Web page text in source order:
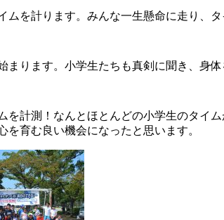
ムを計ります。みんな一生懸命に走り、
まります。小学生たちも真剣に聞き、身
を計測！なんとほとんどの小学生のタイ
を育む良い機会になったと思います。